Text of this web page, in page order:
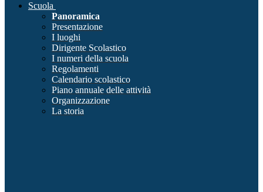
Scuola
Panoramica
Presentazione
I luoghi
Dirigente Scolastico
I numeri della scuola
Regolamenti
Calendario scolastico
Piano annuale delle attività
Organizzazione
La storia